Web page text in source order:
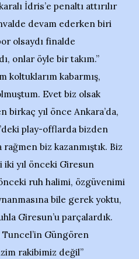
İdris’e penaltı attırılır
devam ederken biri
olsaydı finalde
onlar öyle bir takım.”
koltuklarım kabarmış,
Evet biz olsak
birkaç yıl önce Ankara’da,
play-offlarda bizden
biz kazanmıştık. Biz
iki yıl önceki Giresun
ruh halimi, özgüvenimi
bile gerek yoktu,
Giresun’u parçalardık.
Tuncel’in Güngören
rakibimiz değil”